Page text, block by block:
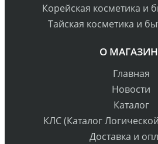
Корейская косметика и
Тайская косметика и
О
Главная
Новости
Каталог
КЛС (Каталог
Доставка и